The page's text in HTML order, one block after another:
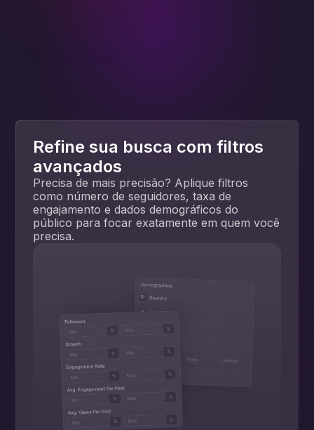
Refine sua busca com filtros
avançados
Precisa de mais precisão? Aplique filtros
como número de seguidores, taxa de
engajamento e dados demográficos do
público para focar exatamente em quem você
precisa.